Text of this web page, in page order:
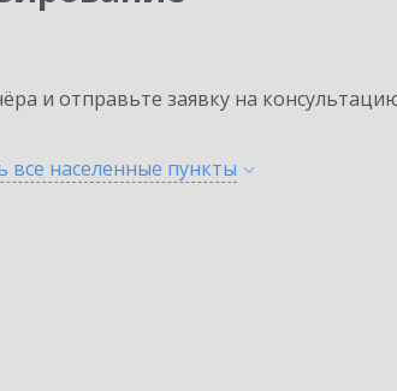
и отправьте заявку на
все населенные пункты